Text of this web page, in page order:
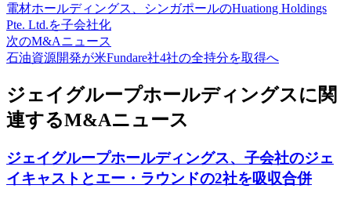
電材ホールディングス、シンガポールのHuationg Holdings
Pte. Ltd.を子会社化
次のM&Aニュース
石油資源開発が米Fundare社4社の全持分を取得へ
ジェイグループホールディングスに関
連するM&Aニュース
ジェイグループホールディングス、子会社のジェ
イキャストとエー・ラウンドの2社を吸収合併